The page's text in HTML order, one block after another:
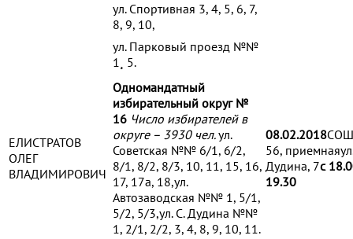
ул. Спортивная 3, 4, 5, 6, 7,
8, 9, 10,
ул. Парковый проезд №№
1¸ 5.
ЕЛИСТРАТОВ
ОЛЕГ
ВЛАДИМИРОВИЧ
Одномандатный
избирательный округ №
16 Число избирателей в
округе – 3930 чел.ул.
Советская №№ 6/1, 6/2,
8/1, 8/2, 8/3, 10, 11, 15, 16,
17, 17а, 18,ул.
Автозаводская №№ 1, 5/1,
5/2, 5/3,ул. С. Дудина №№
1, 2/1, 2/2, 3, 4, 8, 9, 10, 11.
08.02.2018
56, приемнаяул.
Дудина, 7с
19.30